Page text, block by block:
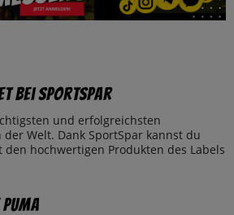
bei SportSpar
und erfolgreichsten
Welt. Dank SportSpar kannst du
hochwertigen Produkten des Labels